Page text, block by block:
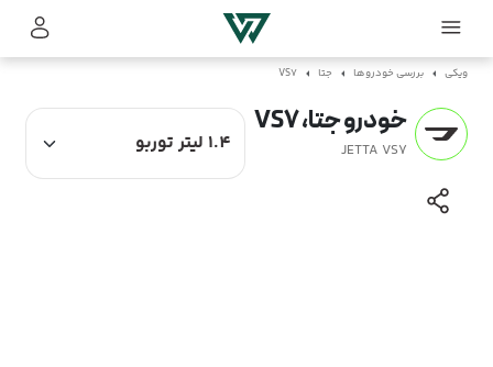
ویکی بررسی خودروها جتا VS7
خودرو جتا، VS7
JETTA VS7